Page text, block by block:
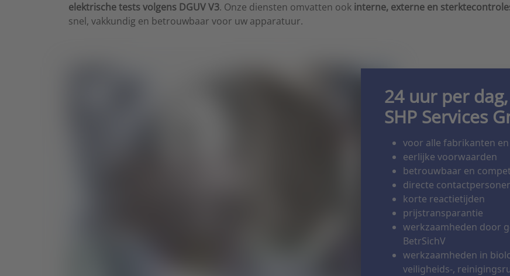
elektrische tests volgens DGUV V3. Onze diensten omvatten ook interne, externe en
snel, vakkundig en betrouwbaar voor uw apparatuur.
24 uur per
SHP Services
voor alle fabrikanten
eerlijke voorwaarden
betrouwbaar en
directe
korte reactietijden
prijstransparantie
werkzaamheden door
BetrSichV
werkzaamheden in
veiligheids-,